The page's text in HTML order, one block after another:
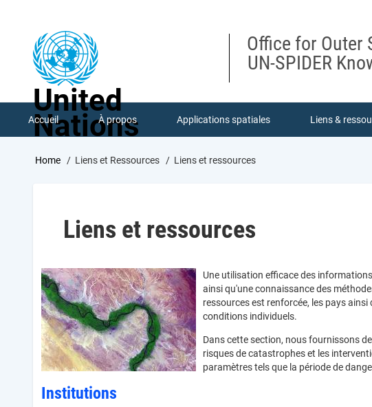
United
Nations
Office for Outer
UN-SPIDER
Accueil À propos Applications spatiales Liens &
Breadcrumb
Home Liens et Ressources Liens et ressources
Liens et ressources
Une utilisation efficace des
ainsi qu'une connaissance des
ressources est renforcée, les pays
conditions individuels.
Dans cette section, nous fournissons
risques de catastrophes et les
paramètres tels que la période de
Institutions